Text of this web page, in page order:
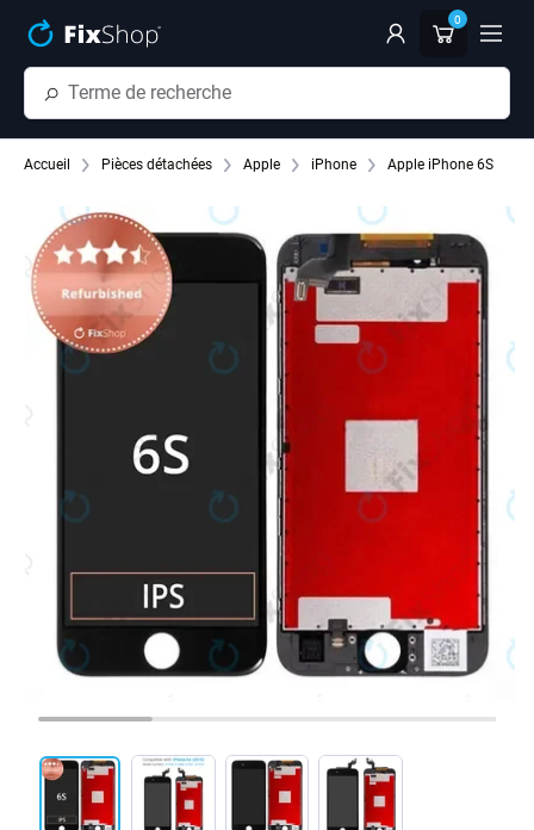
0
Accueil Pièces détachées Apple iPhone Apple iPhone 6S